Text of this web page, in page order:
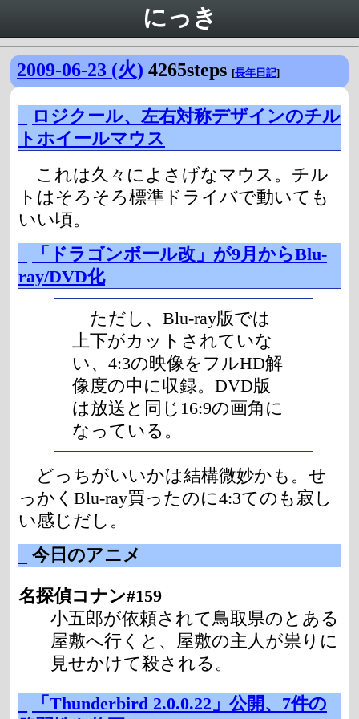
にっき
2009-06-23 (火) 4265steps [長年日記]
ロジクール、左右対称デザインのチル
トホイールマウス
これは久々によさげなマウス。チル
トはそろそろ標準ドライバで動いても
いい頃。
「ドラゴンボール改」が9月からBlu-
ray/DVD化
ただし、Blu-ray版では
上下がカットされていな
い、4:3の映像をフルHD解
像度の中に収録。DVD版
は放送と同じ16:9の画角に
なっている。
どっちがいいかは結構微妙かも。せ
っかくBlu-ray買ったのに4:3てのも寂し
い感じだし。
今日のアニメ
名探偵コナン#159
小五郎が依頼されて鳥取県のとある
屋敷へ行くと、屋敷の主人が祟りに
見せかけて殺される。
「Thunderbird 2.0.0.22」公開、7件の